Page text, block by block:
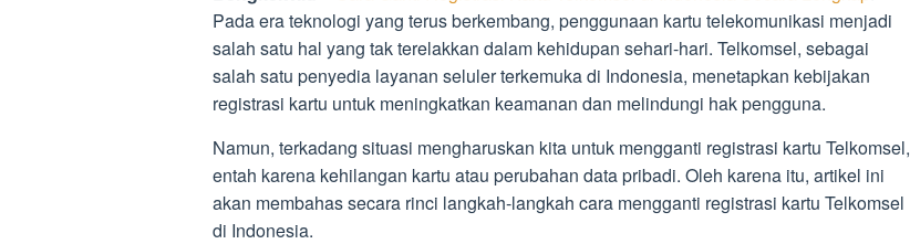
Pada era teknologi yang terus berkembang, penggunaan kartu telekomunikasi menjadi
salah satu hal yang tak terelakkan dalam kehidupan sehari-hari. Telkomsel, sebagai
salah satu penyedia layanan seluler terkemuka di Indonesia, menetapkan kebijakan
registrasi kartu untuk meningkatkan keamanan dan melindungi hak pengguna.
Namun, terkadang situasi mengharuskan kita untuk mengganti registrasi kartu Telkomsel,
entah karena kehilangan kartu atau perubahan data pribadi. Oleh karena itu, artikel ini
akan membahas secara rinci langkah-langkah cara mengganti registrasi kartu Telkomsel
di Indonesia.